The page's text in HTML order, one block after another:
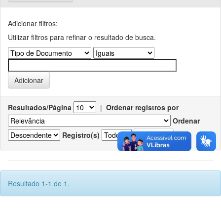
Adicionar filtros:
Utilizar filtros para refinar o resultado de busca.
Resultados/Página | Ordenar registros por
Ordenar
Registro(s)
Resultado 1-1 de 1.